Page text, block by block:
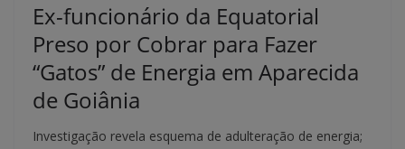
Ex-funcionário da Equatorial
Preso por Cobrar para Fazer
“Gatos” de Energia em Aparecida
de Goiânia
Investigação revela esquema de adulteração de energia;